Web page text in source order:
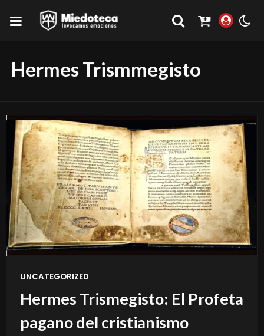
Hermes Trismmegisto
UNCATEGORIZED
Hermes Trismegisto: El Profeta
pagano del cristianismo